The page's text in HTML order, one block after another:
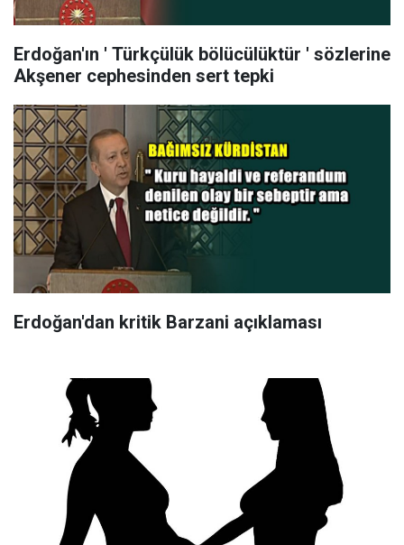
Erdoğan'ın ' Türkçülük bölücülüktür ' sözlerine
Akşener cephesinden sert tepki
Erdoğan'dan kritik Barzani açıklaması